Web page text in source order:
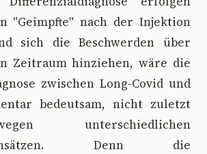
"Geimpfte" nach der Injektion
sich die Beschwerden über
Zeitraum hinziehen, wäre die
zwischen Long-Covid und
bedeutsam, nicht zuletzt
unterschiedlichen
Denn die